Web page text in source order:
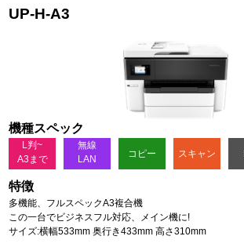
UP-H-A3
機種スペック
L判~
A3まで
無線
LAN
コピー スキャン
特徴
多機能、フルスペックA3複合機
この一台でビジネスフル対応、メイン機に!
サイズ:横幅533mm 奥行き433mm 高さ310mm